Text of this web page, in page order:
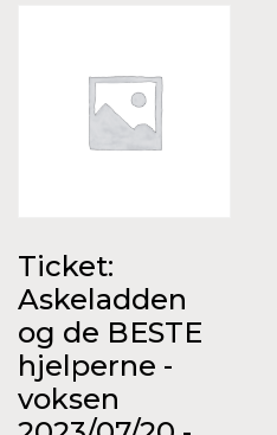
Ticket:
Askeladden
og de BESTE
hjelperne -
voksen